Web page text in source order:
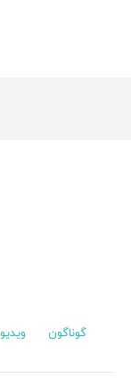
گوناگون ویدیو